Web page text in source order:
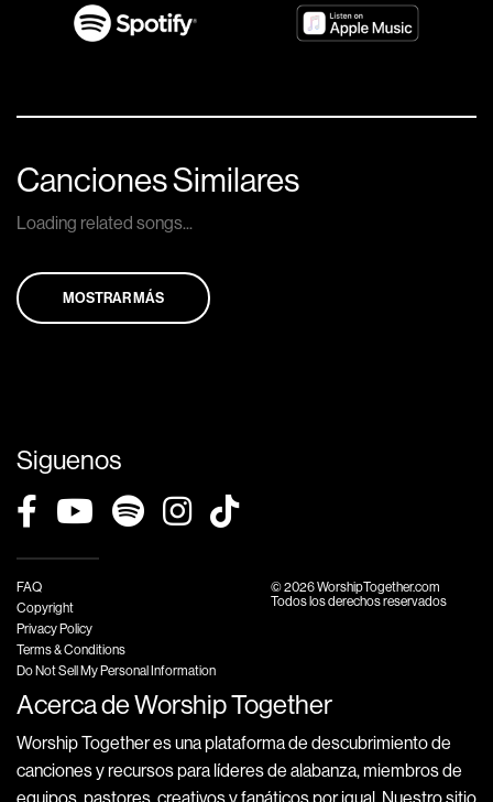
Canciones Similares
Loading related songs...
MOSTRAR MÁS
Siguenos
FAQ
Copyright
Privacy Policy
Terms & Conditions
Do Not Sell My Personal Information
© 2026 WorshipTogether.com
Todos los derechos reservados
Acerca de Worship Together
Worship Together es una plataforma de descubrimiento de
canciones y recursos para líderes de alabanza, miembros de